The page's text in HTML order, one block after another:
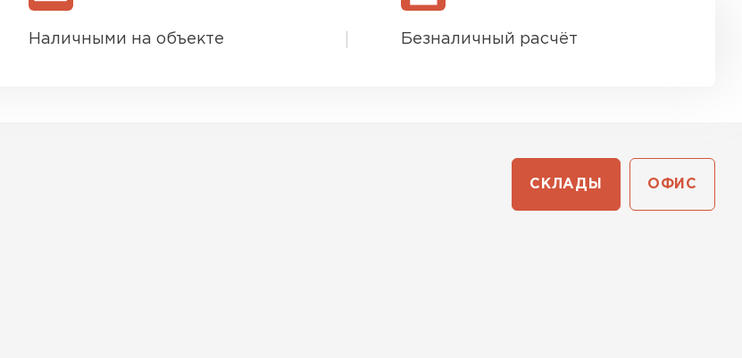
Наличными на объекте Безналичный расчёт
СКЛАДЫ ОФИС